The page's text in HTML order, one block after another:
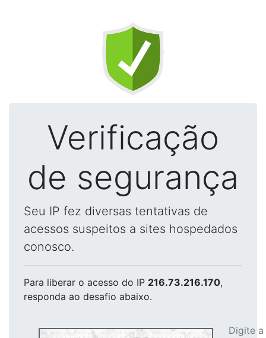
Verificação
de segurança
Seu IP fez diversas tentativas de
acessos suspeitos a sites hospedados
conosco.
Para liberar o acesso do IP 216.73.216.170,
responda ao desafio abaixo.
Digite